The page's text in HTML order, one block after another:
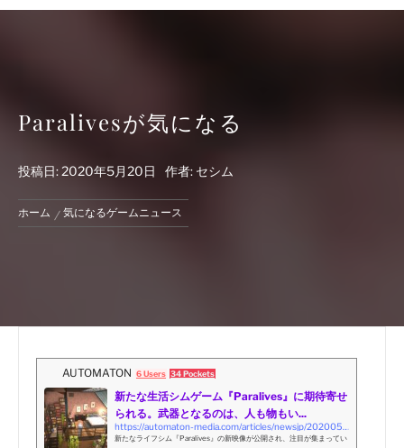
Paralivesが気になる
投稿日:2020年5月20日 作者: セシム
ホーム 気になるゲームニュース
AUTOMATON 6 Users 34 Pockets
新たな生活シムゲーム『Paralives』に期待寄せ
られる。武器となるのは、人も物もい...
新たなライフシム『Paralives』の新映像が公開され、注目が集まってい